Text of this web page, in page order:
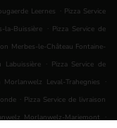
Leernes . Pizza Service
la-Buissière . Pizza Service de
Merbes-le-Château Fontaine-
Labuissière . Pizza Service de
Leval-Trahegnies
.
. Pizza Service de livraison
Morlanwelz-Mariemont
.